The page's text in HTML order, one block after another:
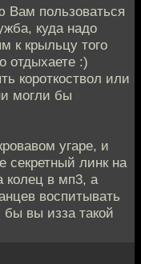
Вам пользоваться
куда надо
к крыльцу того
отдыхаете :)
короткоствол или
могли бы
угаре, и
линк на
колец в мп3, а
воспитывать
вы изза такой